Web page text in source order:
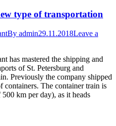
type of transportation
By admin29.11.2018Leave a
has mastered the shipping and
of St. Petersburg and
Previously the company shipped
containers. The container train is
km per day), as it heads